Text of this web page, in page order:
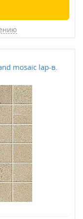
mosaic lap-в.